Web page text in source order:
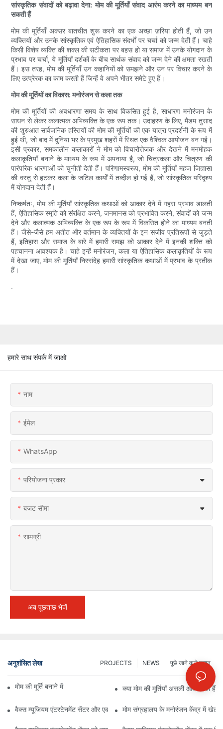
सांस्कृतिक संवादों को बढ़ावा देना: मोम की मूर्तियाँ संवाद आरंभ करने का माध्यम बन
सकती हैं
मोम की मूर्तियाँ अक्सर बातचीत शुरू करने का एक अच्छा ज़रिया होती हैं, जो उन
व्यक्तियों और उनके सांस्कृतिक एवं ऐतिहासिक संदर्भों पर चर्चा को जन्म देती हैं। चाहे
किसी विशेष व्यक्ति की शक्ल की सटीकता पर बहस हो या समाज में उनके योगदान के
प्रभाव पर चर्चा, ये मूर्तियाँ दर्शकों के बीच सार्थक संवाद को जन्म देने की क्षमता रखती
हैं। इस तरह, मोम की मूर्तियाँ उन कहानियों को समझने और उन पर विचार करने के
लिए उत्प्रेरक का काम करती हैं जिन्हें वे अपने भीतर समेटे हुए हैं।
मोम की मूर्तियों का विकास: मनोरंजन से कला तक
मोम की मूर्तियों की अवधारणा समय के साथ विकसित हुई है, साधारण मनोरंजन के
साधन से लेकर कलात्मक अभिव्यक्ति के एक रूप तक। उदाहरण के लिए, मैडम तुसाद
की शुरुआत सार्वजनिक हस्तियों की मोम की मूर्तियों की एक यात्रा प्रदर्शनी के रूप में
हुई थी, जो बाद में दुनिया भर के प्रमुख शहरों में स्थित एक वैश्विक आयोजन बन गई।
इसी प्रकार, समकालीन कलाकारों ने मोम को विचारोत्तेजक और देखने में मनमोहक
कलाकृतियाँ बनाने के माध्यम के रूप में अपनाया है, जो चित्रकला और चित्रण की
पारंपरिक धारणाओं को चुनौती देती हैं। परिणामस्वरूप, मोम की मूर्तियाँ महज जिज्ञासा
की वस्तु से हटकर कला के जटिल कार्यों में तब्दील हो गई हैं, जो सांस्कृतिक परिदृश्य
में योगदान देती हैं।
निष्कर्षतः, मोम की मूर्तियाँ सांस्कृतिक कथाओं को आकार देने में गहरा प्रभाव डालती
हैं, ऐतिहासिक स्मृति को संरक्षित करने, जनमानस को प्रभावित करने, संवादों को जन्म
देने और कलात्मक अभिव्यक्ति के एक रूप के रूप में विकसित होने का माध्यम बनती
हैं। जैसे-जैसे हम अतीत और वर्तमान के व्यक्तियों के इन सजीव प्रतिरूपों से जुड़ते
हैं, इतिहास और समाज के बारे में हमारी समझ को आकार देने में इनकी शक्ति को
पहचानना आवश्यक है। चाहे इन्हें मनोरंजन, कला या ऐतिहासिक कलाकृतियों के रूप
में देखा जाए, मोम की मूर्तियाँ निस्संदेह हमारी सांस्कृतिक कथाओं में प्रभाव के प्रतीक
हैं।
.
हमारे साथ संपर्क में जाओ
नाम
ईमेल
WhatsApp
परियोजना प्रकार
बजट सीमा
सामग्री
अब पूछताछ भेजें
अनुशंसित लेख पूछे जाने वाले प्रश्न
NEWS
PROJECTS
मोम की मूर्ति बनाने में कितना समय लगता है? क्या मोम की मूर्तियाँ असली आकार की हैं?
वैक्स म्यूजियम एंटरटेनमेंट सेंटर और एक सामान्य म्यूजियम के बीच अंतर | DXDF आर्ट
मोम संग्रहालय के मनोरंजन केंद्र में खेल